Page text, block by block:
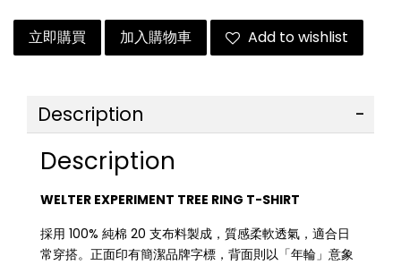
立即購買 加入購物車 Add to wishlist
Description
Description
WELTER EXPERIMENT TREE RING T-SHIRT
採用 100% 純棉 20 支布料製成，質感柔軟透氣，適合日
常穿搭。正面印有簡潔品牌字標，背面則以「年輪」意象